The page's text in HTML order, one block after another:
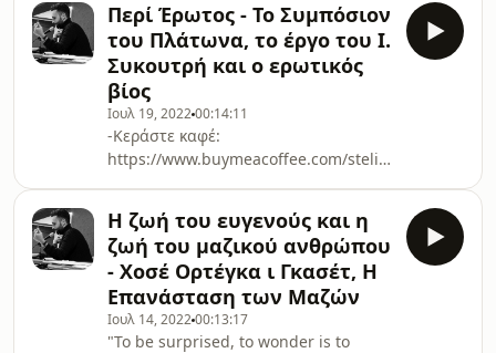
-Κεράστε καφέ:
https://www.buymeacoffee.com/steliospap
-Instagram:
https://www.instagram.com/noble_ste/?
hl=el Spotify: ΠΕΡΙ ΖΩΗΣ "Δείτε ότι
άσκοπα φοβάστε, μάταια επιθυμείτε
αυτά που επιθυμείτε. Τα αγαθά μην
τα ψάχνετε έξω, αναζητήστε τα
στους εαυτούς σας· διαφορετικά δεν
θα
Περί Έρωτος - Το Συμπόσιον
του Πλάτωνα, το έργο του Ι.
Συκουτρή και ο ερωτικός
βίος
Ιουλ 19, 202200:14:11
-Κεράστε καφέ:
https://www.buymeacoffee.com/steliospap
hl=el Spotify: ΠΕΡΙ ΖΩΗΣ
Η ζωή του ευγενούς και η
ζωή του μαζικού ανθρώπου
- Χοσέ Ορτέγκα ι Γκασέτ, Η
Επανάσταση των Μαζών
Ιουλ 14, 202200:13:17
"To be surprised, to wonder is to